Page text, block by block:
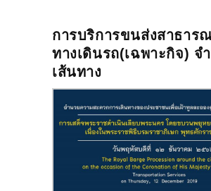
การบริการขนส่งสาธาร
ทางเดินรถ(เฉพาะกิจ) จ
เส้นทาง